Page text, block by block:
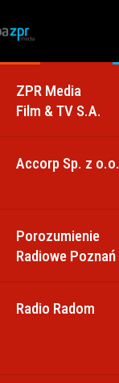
ZPR Media
Film & TV S.A.
Accorp Sp. z o.o.
Porozumienie
Radiowe Poznań
Radio Radom